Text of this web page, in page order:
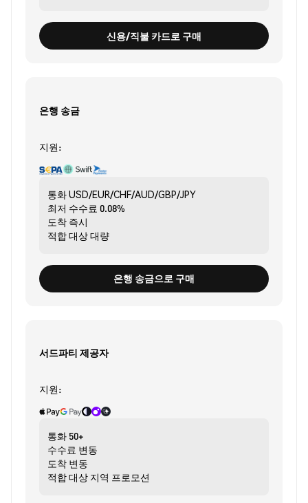
신용/직불 카드로 구매
은행 송금
지원:
통화USD/EUR/CHF/AUD/GBP/JPY
최저 수수료 0.08%
도착 즉시
적합 대상대량
은행 송금으로 구매
서드파티 제공자
지원:
통화 50+
수수료 변동
도착 변동
적합 대상 지역 프로모션